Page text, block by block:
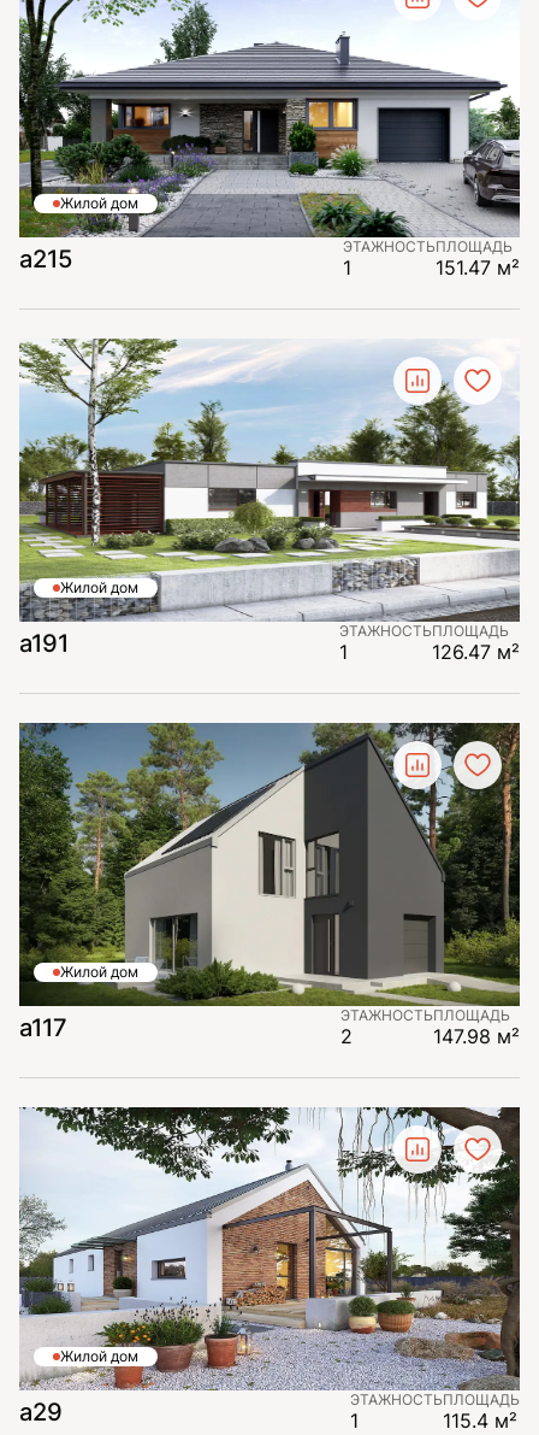
Жилой дом
a215 ЭТАЖНОСТЬ
1
ПЛОЩАДЬ
151.47 м²
Жилой дом
a191 ЭТАЖНОСТЬ
1
ПЛОЩАДЬ
126.47 м²
Жилой дом
a117 ЭТАЖНОСТЬ
2
ПЛОЩАДЬ
147.98 м²
Жилой дом
a29 ЭТАЖНОСТЬ
1
ПЛОЩАДЬ
115.4 м²